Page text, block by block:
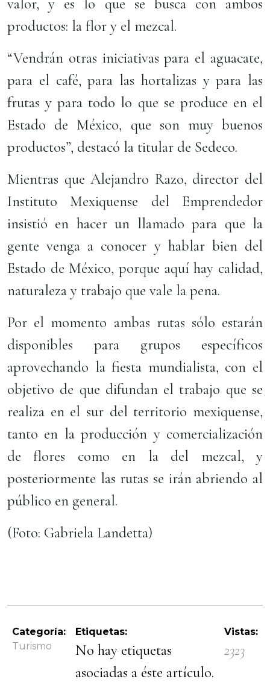
valor, y es lo que se busca con ambos
productos: la flor y el mezcal.
“Vendrán otras iniciativas para el aguacate,
para el café, para las hortalizas y para las
frutas y para todo lo que se produce en el
Estado de México, que son muy buenos
productos”, destacó la titular de Sedeco.
Mientras que Alejandro Razo, director del
Instituto Mexiquense del Emprendedor
insistió en hacer un llamado para que la
gente venga a conocer y hablar bien del
Estado de México, porque aquí hay calidad,
naturaleza y trabajo que vale la pena.
Por el momento ambas rutas sólo estarán
disponibles para grupos específicos
aprovechando la fiesta mundialista, con el
objetivo de que difundan el trabajo que se
realiza en el sur del territorio mexiquense,
tanto en la producción y comercialización
de flores como en la del mezcal, y
posteriormente las rutas se irán abriendo al
público en general.
(Foto: Gabriela Landetta)
Categoría:
Turismo
Etiquetas:
No hay etiquetas
asociadas a éste artículo.
Vistas:
2323